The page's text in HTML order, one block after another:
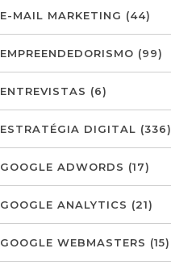
E-MAIL MARKETING (44)
EMPREENDEDORISMO (99)
ENTREVISTAS (6)
ESTRATÉGIA DIGITAL (336)
GOOGLE ADWORDS (17)
GOOGLE ANALYTICS (21)
GOOGLE WEBMASTERS (15)